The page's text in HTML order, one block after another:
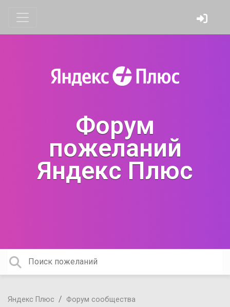
Форум
пожеланий
Яндекс Плюс
Яндекс Плюс
Форум сообщества